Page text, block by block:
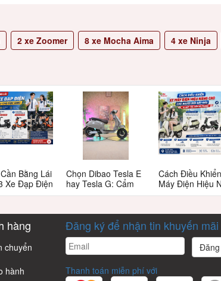
2xe Zoomer 8xe Mocha Aima 4xe Ninja
Bằng Lái
Xe Đạp Điện
Triệu Cho
Chọn Dibao Tesla E
hay Tesla G: Cẩm
nang chi tiết cho
thông thái
Cách Điều
Máy Điện Hiệu
Cao Cho Người
Đến Rà Phanh
hàng
chuyển
hành
Đăng ký để nhận tin khuyến mãi
Email
Thanh toán miễn phí với